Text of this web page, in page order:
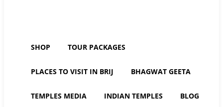
SHOP TOUR PACKAGES
PLACES TO VISIT IN BRIJ BHAGWAT GEETA
TEMPLES MEDIA INDIAN TEMPLES BLOG